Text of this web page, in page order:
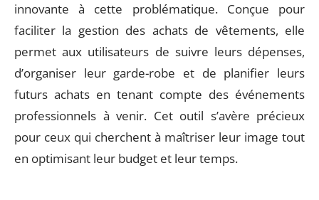
innovante à cette problématique. Conçue pour
faciliter la gestion des achats de vêtements, elle
permet aux utilisateurs de suivre leurs dépenses,
d’organiser leur garde-robe et de planifier leurs
futurs achats en tenant compte des événements
professionnels à venir. Cet outil s’avère précieux
pour ceux qui cherchent à maîtriser leur image tout
en optimisant leur budget et leur temps.